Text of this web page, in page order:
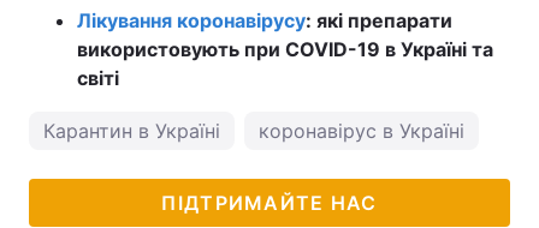
Лікування коронавірусу: які препарати
використовують при COVID-19 в Україні та
світі
Карантин в Україні коронавірус в Україні
ПІДТРИМАЙТЕ НАС